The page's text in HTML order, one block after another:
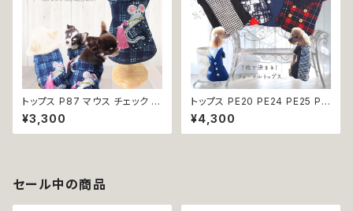
トップス P87 マウス チェック ド
ッグ ウェア ドッグウエア 犬 猫
犬服 猫服 服 おしゃれ かわいい
ネズミ ネイビー 紺色 格子柄 小
¥3,300
トップス PE20 PE24 PE25 PE
26 ベスト風 タキシード スーツ
フォーマル ブラック レッド ネイ
ビー 千鳥格子 タータン チェック
¥4,300
セール中の商品